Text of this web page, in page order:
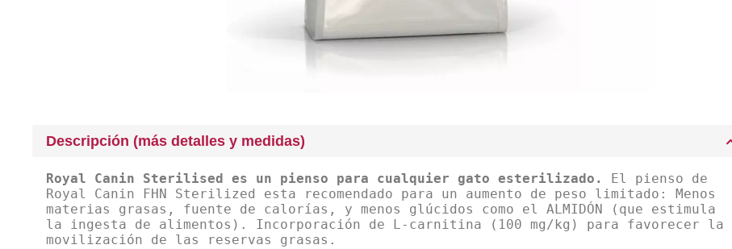
Descripción (más detalles y medidas)
Royal Canin Sterilised es un pienso para cualquier gato esterilizado.
El pienso de
Royal Canin FHN Sterilized esta recomendado para un aumento de peso limitado: Menos
materias grasas, fuente de calorías, y menos glúcidos como el ALMIDÓN (que estimula
la ingesta de alimentos). Incorporación de L-carnitina (100 mg/kg) para favorecer la
movilización de las reservas grasas.